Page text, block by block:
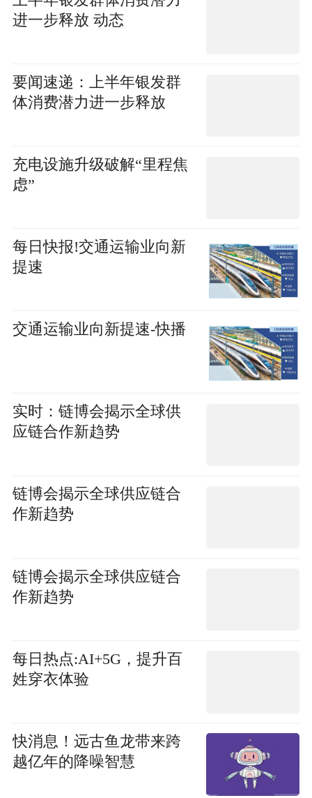
进一步释放 动态
要闻速递：上半年银发群
体消费潜力进一步释放
充电设施升级破解“里程焦
虑”
每日快报!交通运输业向新
提速
交通运输业向新提速-快播
实时：链博会揭示全球供
应链合作新趋势
链博会揭示全球供应链合
作新趋势
链博会揭示全球供应链合
作新趋势
每日热点:AI+5G，提升百
姓穿衣体验
快消息！远古鱼龙带来跨
越亿年的降噪智慧